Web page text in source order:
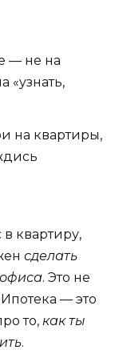
— не на
«узнать,
на квартиры,
квартиру,
сделать
. Это не
— это
то, как ты
.